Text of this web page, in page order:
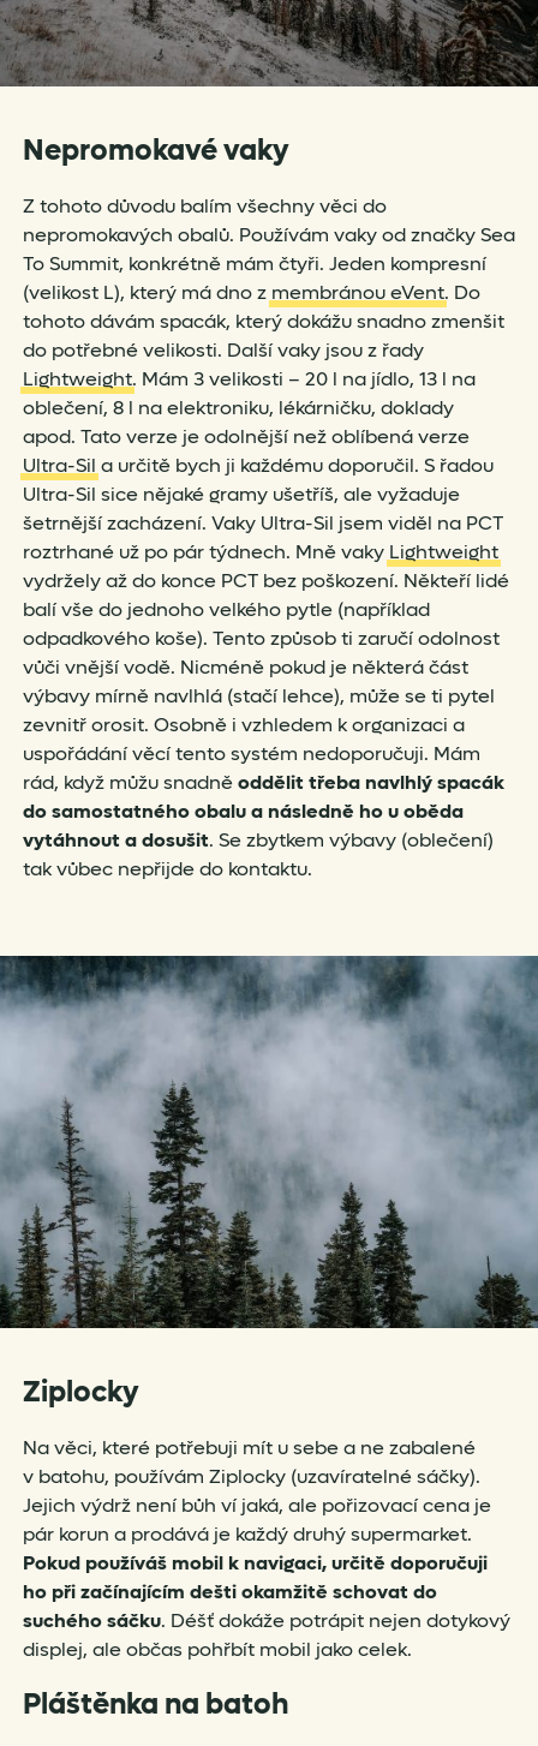
Nepromokavé vaky
Z tohoto důvodu balím všechny věci do
nepromokavých obalů. Používám vaky od značky Sea
To Summit, konkrétně mám čtyři. Jeden kompresní
(velikost L), který má dno z membránou eVent. Do
tohoto dávám spacák, který dokážu snadno zmenšit
do potřebné velikosti. Další vaky jsou z řady
Lightweight. Mám 3 velikosti – 20 l na jídlo, 13 l na
oblečení, 8 l na elektroniku, lékárničku, doklady
apod. Tato verze je odolnější než oblíbená verze
Ultra-Sil a určitě bych ji každému doporučil. S řadou
Ultra-Sil sice nějaké gramy ušetříš, ale vyžaduje
šetrnější zacházení. Vaky Ultra-Sil jsem viděl na PCT
roztrhané už po pár týdnech. Mně vaky Lightweight
vydržely až do konce PCT bez poškození. Někteří lidé
balí vše do jednoho velkého pytle (například
odpadkového koše). Tento způsob ti zaručí odolnost
vůči vnější vodě. Nicméně pokud je některá část
výbavy mírně navlhlá (stačí lehce), může se ti pytel
zevnitř orosit. Osobně i vzhledem k organizaci a
uspořádání věcí tento systém nedoporučuji. Mám
rád, když můžu snadněoddělit třeba navlhlý spacák
do samostatného obalu a následně ho u oběda
vytáhnout a dosušit. Se zbytkem výbavy (oblečení)
tak vůbec nepřijde do kontaktu.
Ziplocky
Na věci, které potřebuji mít u sebe a ne zabalené
v batohu, používám Ziplocky (uzavíratelné sáčky).
Jejich výdrž není bůh ví jaká, ale pořizovací cena je
pár korun a prodává je každý druhý supermarket.
Pokud používáš mobil k navigaci, určitě doporučuji
ho při začínajícím dešti okamžitě schovat do
suchého sáčku. Déšť dokáže potrápit nejen dotykový
displej, ale občas pohřbít mobil jako celek.
Pláštěnka na batoh